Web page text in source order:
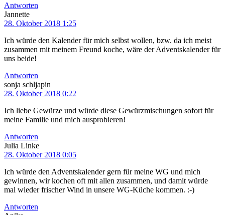
Antworten
Jannette
28. Oktober 2018 1:25
Ich würde den Kalender für mich selbst wollen, bzw. da ich meist
zusammen mit meinem Freund koche, wäre der Adventskalender für
uns beide!
Antworten
sonja schljapin
28. Oktober 2018 0:22
Ich liebe Gewürze und würde diese Gewürzmischungen sofort für
meine Familie und mich ausprobieren!
Antworten
Julia Linke
28. Oktober 2018 0:05
Ich würde den Adventskalender gern für meine WG und mich
gewinnen, wir kochen oft mit allen zusammen, und damit würde
mal wieder frischer Wind in unsere WG-Küche kommen. :-)
Antworten